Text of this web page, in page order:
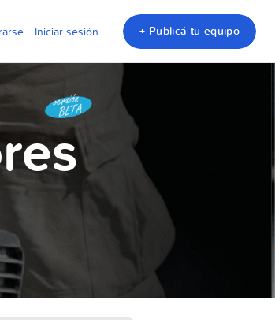
Iniciar sesión + Publicá tu equipo